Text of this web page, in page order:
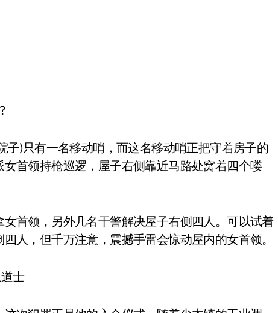
)只有一名移动哨，而这名移动哨正把守着房子的
首领持枪巡逻，屋子右侧靠近马路处窝着四个喽
首领，另外几名干警解决屋子右侧四人。可以试着
人，但千万注意，震撼手雷会惊动屋内的女首领。
士